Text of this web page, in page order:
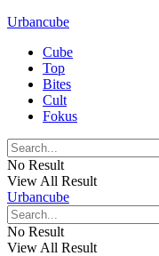
Urbancube
Cube
Top
Bites
Cult
Fokus
No Result
View All Result
Urbancube
No Result
View All Result